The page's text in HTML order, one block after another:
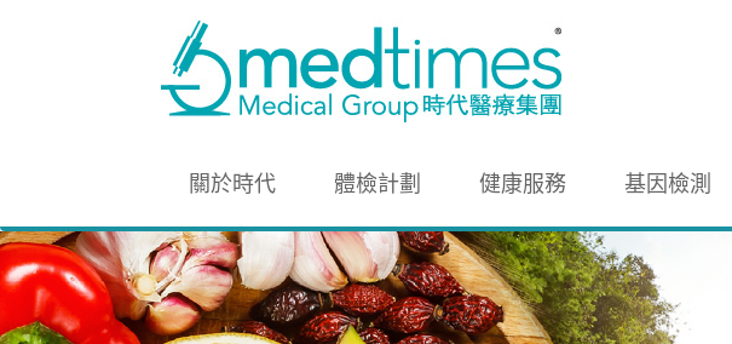
關於時代 體檢計劃 健康服務 基因檢測